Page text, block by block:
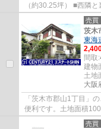
（約30.25坪） ■西隣
り・風通し良好です
売買
茨木
東海
間取:
建物
土地
大阪
「茨木市郡山1丁目」
便利です。土地面積
裏側とお向かいが駐車
売買